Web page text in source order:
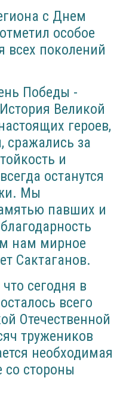
с Днем
особое
всех поколений
Победы -
Великой
героев,
сражались за
и
останутся
Мы
павших и
нам мирное
Сактаганов.
сегодня в
всего
Отечественной
тружеников
необходимая
стороны